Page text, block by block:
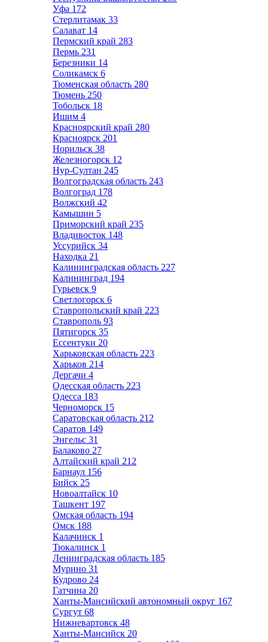
Уфа 172
Стерлитамак 33
Салават 14
Пермский край 283
Пермь 231
Березники 14
Соликамск 6
Тюменская область 280
Тюмень 250
Тобольск 18
Ишим 4
Красноярский край 280
Красноярск 201
Норильск 38
Железногорск 12
Нур-Султан 245
Волгоградская область 243
Волгоград 178
Волжский 42
Камышин 5
Приморский край 235
Владивосток 148
Уссурийск 34
Находка 21
Калининградская область 227
Калининград 194
Гурьевск 9
Светлогорск 6
Ставропольский край 223
Ставрополь 93
Пятигорск 35
Ессентуки 20
Харьковская область 223
Харьков 214
Дергачи 4
Одесская область 223
Одесса 183
Черноморск 15
Саратовская область 212
Саратов 149
Энгельс 31
Балаково 27
Алтайский край 212
Барнаул 156
Бийск 25
Новоалтайск 10
Ташкент 197
Омская область 194
Омск 188
Калачинск 1
Тюкалинск 1
Ленинградская область 185
Мурино 31
Кудрово 24
Гатчина 20
Ханты-Мансийский автономный округ 167
Сургут 68
Нижневартовск 48
Ханты-Мансийск 20